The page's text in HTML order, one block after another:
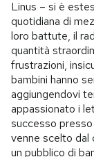
Linus – si è
quotidiana di
loro battute, il
quantità
frustrazioni,
bambini hanno
aggiungendovi
appassionato i
successo
venne scelto dal
un pubblico di